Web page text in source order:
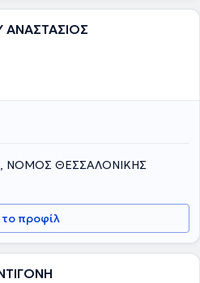
ΝΟΜΟΣ ΘΕΣΣΑΛΟΝΙΚΗΣ
προφίλ